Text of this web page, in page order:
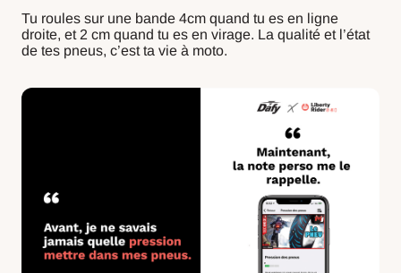
Tu roules sur une bande 4cm quand tu es en ligne
droite, et 2 cm quand tu es en virage. La qualité et l’état
de tes pneus, c’est ta vie à moto.